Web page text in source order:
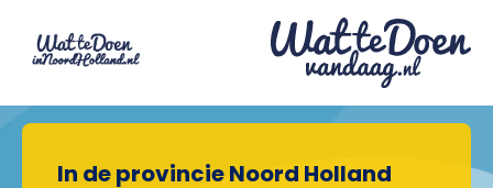
In de provincie Noord Holland